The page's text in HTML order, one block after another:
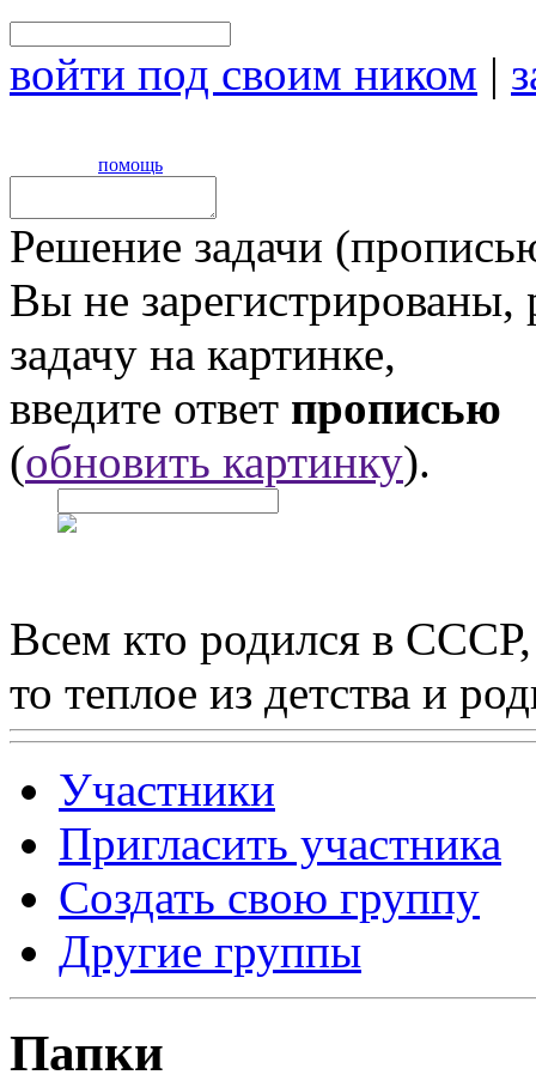
войти под своим ником |
помощь
Решение задачи
Вы не
задачу на картинке,
введите ответ прописью
(обновить картинку).
Всем кто родился в
то теплое из детства и
Участники
Пригласить участника
Создать свою группу
Другие группы
Папки